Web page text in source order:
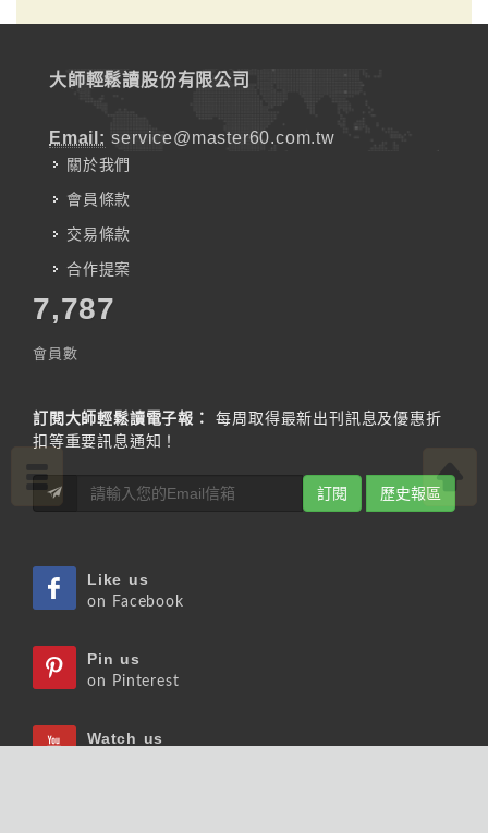
大師輕鬆讀股份有限公司
Email: service@master60.com.tw
關於我們
會員條款
交易條款
合作提案
7,787
會員數
訂閱大師輕鬆讀電子報：
每周取得最新出刊訊息及優惠折
扣等重要訊息通知！
訂閱 歷史報區
Like us
on Facebook
Pin us
on Pinterest
Watch us